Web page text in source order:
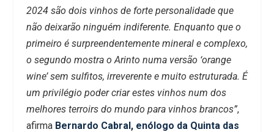
2024 são dois vinhos de forte personalidade que
não deixarão ninguém indiferente. Enquanto que o
primeiro é surpreendentemente mineral e complexo,
o segundo mostra o Arinto numa versão ‘orange
wine’ sem sulfitos, irreverente e muito estruturada. É
um privilégio poder criar estes vinhos num dos
melhores terroirs do mundo para vinhos brancos”,
afirma Bernardo Cabral, enólogo da Quinta das